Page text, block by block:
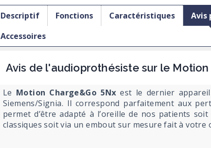
Descriptif Fonctions Caractéristiques
Avis
Accessoires
Avis de l'audioprothésiste sur le Motion
Le Motion Charge&Go 5Nx est le dernier
Siemens/Signia. Il correspond parfaitement aux
permet d’être adapté à l’oreille de nos patients
classiques soit via un embout sur mesure fait à votre